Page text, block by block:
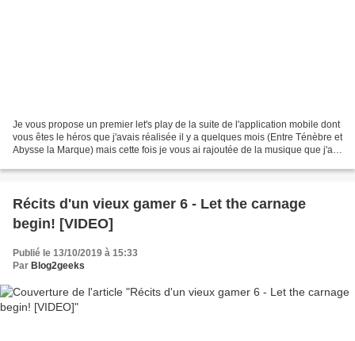
Je vous propose un premier let's play de la suite de l'application mobile dont
vous êtes le héros que j'avais réalisée il y a quelques mois (Entre Ténèbre et
Abysse la Marque) mais cette fois je vous ai rajoutée de la musique que j'ai
Récits d'un vieux gamer 6 - Let the carnage
begin! [VIDEO]
Publié le 13/10/2019 à 15:33
Par Blog2geeks